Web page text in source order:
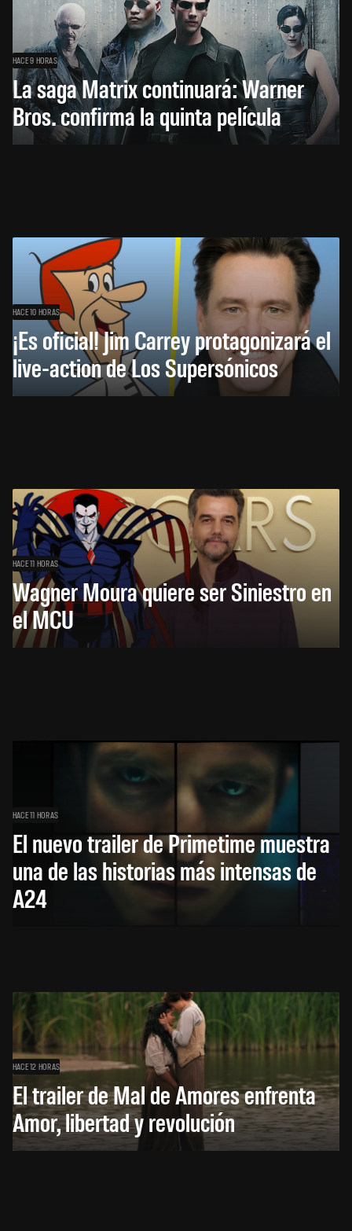
HACE 9 HORAS
La saga Matrix continuará: Warner
Bros. confirma la quinta película
HACE 10 HORAS
¡Es oficial! Jim Carrey protagonizará el
live-action de Los Supersónicos
HACE 11 HORAS
Wagner Moura quiere ser Siniestro en
el MCU
HACE 11 HORAS
El nuevo trailer de Primetime muestra
una de las historias más intensas de
A24
HACE 12 HORAS
El trailer de Mal de Amores enfrenta
Amor, libertad y revolución